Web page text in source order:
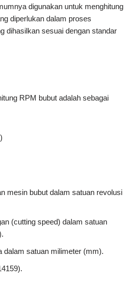
digunakan untuk menghitung
diperlukan dalam proses
dihasilkan sesuai dengan standar
RPM bubut adalah sebagai
mesin bubut dalam satuan revolusi
(cutting speed) dalam satuan
dalam satuan milimeter (mm).